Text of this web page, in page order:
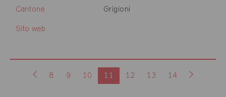
Cantone Grigioni
Sito web
8 9 10 11 12 13 14